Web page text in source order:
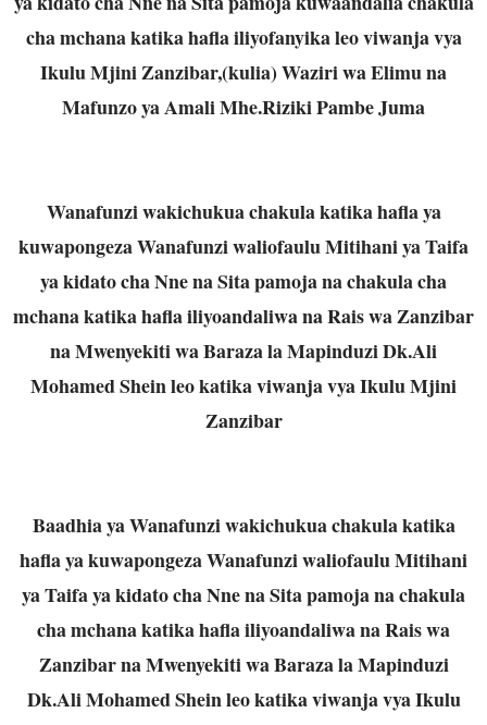
cha mchana katika hafla iliyofanyika leo viwanja vya
Ikulu Mjini Zanzibar,(kulia) Waziri wa Elimu na
Mafunzo ya Amali Mhe.Riziki Pambe Juma
Wanafunzi wakichukua chakula katika hafla ya
kuwapongeza Wanafunzi waliofaulu Mitihani ya Taifa
ya kidato cha Nne na Sita pamoja na chakula cha
mchana katika hafla iliyoandaliwa na Rais wa Zanzibar
na Mwenyekiti wa Baraza la Mapinduzi Dk.Ali
Mohamed Shein leo katika viwanja vya Ikulu Mjini
Zanzibar
Baadhia ya Wanafunzi wakichukua chakula katika
hafla ya kuwapongeza Wanafunzi waliofaulu Mitihani
ya Taifa ya kidato cha Nne na Sita pamoja na chakula
cha mchana katika hafla iliyoandaliwa na Rais wa
Zanzibar na Mwenyekiti wa Baraza la Mapinduzi
Dk.Ali Mohamed Shein leo katika viwanja vya Ikulu